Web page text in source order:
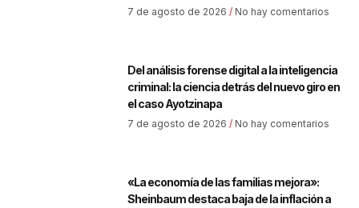
7 de agosto de 2026 No hay comentarios
Del análisis forense digital a la inteligencia
criminal: la ciencia detrás del nuevo giro en
el caso Ayotzinapa
7 de agosto de 2026 No hay comentarios
«La economía de las familias mejora»:
Sheinbaum destaca baja de la inflación a